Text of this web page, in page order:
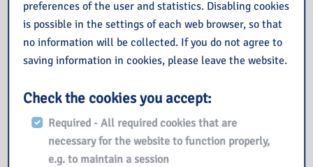
A ja? Działam jako Aga
Szuścik, nazywam się
Agnieszka Szuścik-Zięba.
jest kreatywne i zrozumiałe
tłumaczenie medycznych
zawiłości – robię to na
scenach, w uczelnianych
preferences of the user and statistics. Disabling cookies
is possible in the settings of each web browser, so that
no information will be collected. If you do not agree to
saving information in cookies, please leave the website.
Check the cookies you accept:
Required - All required cookies that are
necessary for the website to function properly,
e.g. to maintain a session